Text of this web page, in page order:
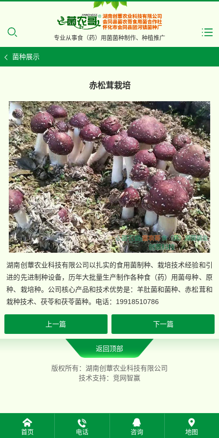
专业从事食（药）用菌菌种制作、种植推广
菌种展示
赤松茸栽培
湖南创蕈农业科技有限公司以扎实的食用菌制种、栽培技术经验和引
进的先进制种设备，历年大批量生产制作各种食（药）用菌母种、原
种、栽培种。公司核心产品和技术优势是：羊肚菌和菌种、赤松茸和
栽种技术、茯苓和茯苓菌种。电话：19918510786
上一篇 下一篇
返回顶部
版权所有：湖南创蕈农业科技有限公司
技术支持： 竞网智赢
首页 电话 咨询 地图